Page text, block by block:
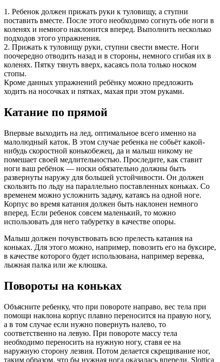
1. Ребенок должен прижать руки к туловищу, а ступни
поставить вместе. После этого необходимо согнуть обе ноги в
коленях и немного наклонится вперед. Выполнить несколько
подходов этого упражнения.
2. Прижать к туловищу руки, ступни свести вместе. Ноги
поочередно отводить назад и в стороны, немного сгибая их в
коленях. Пятку тянуть вверх, касаясь пола только носком
стопы.
Кроме данных упражнений ребёнку можно предложить
ходить на носочках и пятках, махая при этом руками.
Катание по прямой
Впервые выходить на лед, оптимальное всего именно на
малолюдный каток. В этом случае ребенка не собьёт какой-
нибудь скоростной конькобежец, да и малыш никому не
помешает своей медлительностью. Проследите, как ставит
ноги ваш ребёнок — носки обязательно должны быть
развернуты наружу для большей устойчивости. Он должен
скользить по льду на параллельно поставленных коньках. Со
временем можно усложнить задачу, катаясь на одной ноге.
Корпус во время катания должен быть наклонен немного
вперед. Если ребенок совсем маленький, то можно
использовать для него табуретку в качестве опоры.
Малыш должен почувствовать всю прелесть катания на
коньках. Для этого можно, например, повозить его на буксире,
в качестве которого будет использована, например веревка,
лыжная палка или же клюшка.
Повороты на коньках
Объясните ребенку, что при повороте направо, вес тела при
помощи наклона корпус плавно переносится на правую ногу,
а в том случае если нужно повернуть налево, то
соответственно на левую. При повороте массу тела
необходимо переносить на нужную ногу, ставя ее на
наружную сторону лезвия. Потом делается скрещивание ног,
таким образом, что бы нужная нога оказалась впереди. Slottica